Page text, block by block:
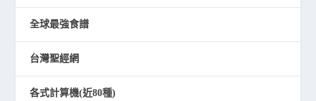
全球最強食譜
台灣聖經網
各式計算機(近80種)